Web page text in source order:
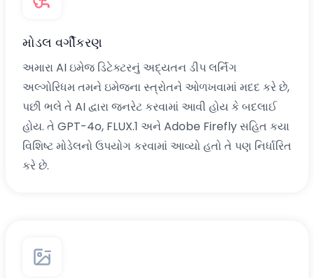
મોડલ વર્ગીકરણ
અમારા AI ઇમેજ ડિટેક્ટરનું અદ્યતન ડીપ લર્નિંગ
અલ્ગોરિધમ તમને ઇમેજના સ્ત્રોતને ઓળખવામાં મદદ કરે છે,
પછી ભલે તે AI દ્વારા જનરેટ કરવામાં આવી હોય કે બદલાઈ
હોય. તે GPT-4o, FLUX.1 અને Adobe Firefly સહિત કયા
વિશિષ્ટ મોડેલનો ઉપયોગ કરવામાં આવ્યો હતો તે પણ નિર્ધારિત
કરે છે.